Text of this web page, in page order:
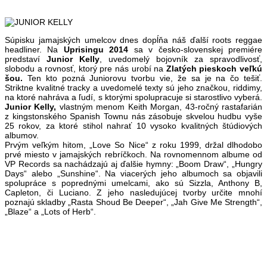
Súpisku jamajských umelcov dnes dopĺňa náš ďalší roots reggae
headliner. Na Uprisingu 2014 sa v česko-slovenskej premiére
predstaví Junior Kelly , uvedomelý bojovník za spravodlivosť,
slobodu a rovnosť, ktorý pre nás urobí na Zlatých pieskoch veľkú
šou. Ten kto pozná Juniorovu tvorbu vie, že sa je na čo tešiť.
Striktne kvalitné tracky a uvedomelé texty sú jeho značkou, riddimy,
na ktoré nahráva a ľudí, s ktorými spolupracuje si starostlivo vyberá.
Junior Kelly, vlastným menom Keith Morgan, 43-ročný rastafarián
z kingstonského Spanish Townu nás zásobuje skvelou hudbu vyše
25 rokov, za ktoré stihol nahrať 10 vysoko kvalitných štúdiových
albumov.
Prvým veľkým hitom, „Love So Nice“ z roku 1999, držal dlhodobo
prvé miesto v jamajských rebríčkoch. Na rovnomennom albume od
VP Records sa nachádzajú aj ďalšie hymny: „Boom Draw“, „Hungry
Days“ alebo „Sunshine“. Na viacerých jeho albumoch sa objavili
spolupráce s poprednými umelcami, ako sú Sizzla, Anthony B,
Capleton, či Luciano. Z jeho nasledujúcej tvorby určite mnohí
poznajú skladby „Rasta Shoud Be Deeper“, „Jah Give Me Strength“,
„Blaze“ a „Lots of Herb“.